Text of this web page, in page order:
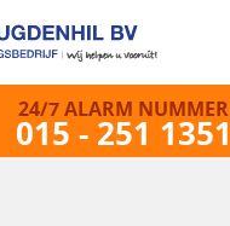
24/7 ALARM NUMMER
015 - 251 1351